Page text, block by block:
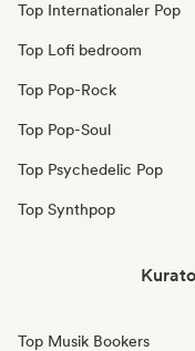
Top Internationaler Pop
Top Lofi bedroom
Top Pop-Rock
Top Pop-Soul
Top Psychedelic Pop
Top Synthpop
Top Musik Bookers